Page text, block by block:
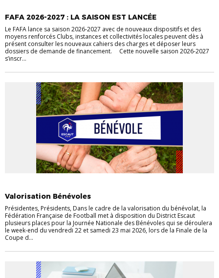
FAFA 2026-2027 : LA SAISON EST LANCÉE
Le FAFA lance sa saison 2026-2027 avec de nouveaux dispositifs et des
moyens renforcés Clubs, instances et collectivités locales peuvent dès à
présent consulter les nouveaux cahiers des charges et déposer leurs
dossiers de demande de financement. Cette nouvelle saison 2026-2027
s’inscr...
Valorisation Bénévoles
Présidentes, Présidents, Dans le cadre de la valorisation du bénévolat, la
Fédération Française de Football met à disposition du District Escaut
plusieurs places pour la Journée Nationale des Bénévoles qui se déroulera
le week-end du vendredi 22 et samedi 23 mai 2026, lors de la Finale de la
Coupe d...